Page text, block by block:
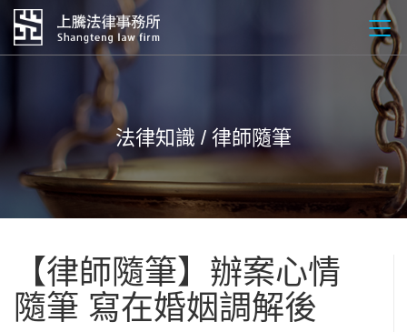
法律知識 / 律師隨筆
【律師隨筆】辦案心情
隨筆 寫在婚姻調解後